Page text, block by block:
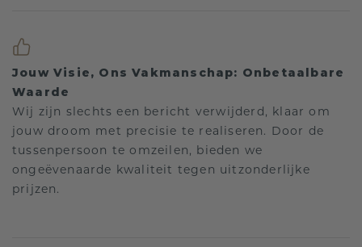
Jouw Visie, Ons Vakmanschap: Onbetaalbare
Waarde
Wij zijn slechts een bericht verwijderd, klaar om
jouw droom met precisie te realiseren. Door de
tussenpersoon te omzeilen, bieden we
ongeëvenaarde kwaliteit tegen uitzonderlijke
prijzen.